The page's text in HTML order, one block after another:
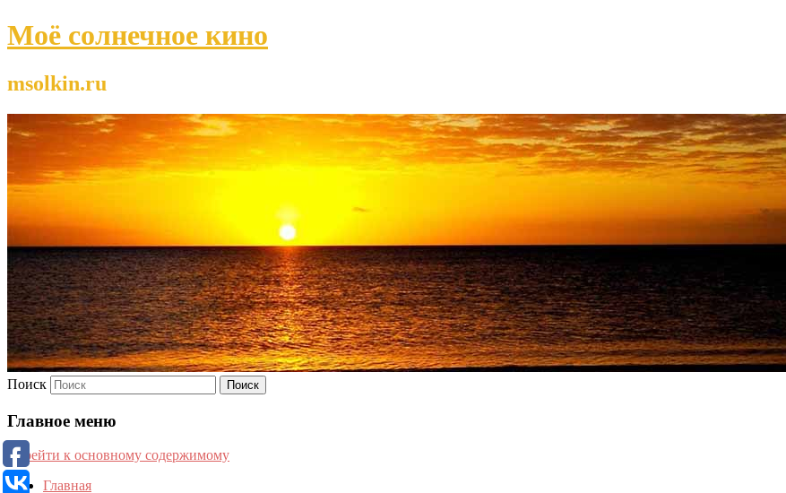
Моё солнечное кино
msolkin.ru
Поиск
Главное меню
Перейти к основному содержимому
Главная